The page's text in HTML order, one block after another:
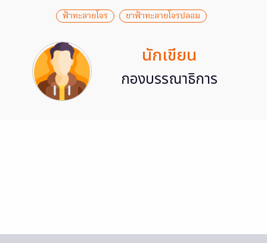
ฟ้าทะลายโจร ยาฟ้าทะลายโจรปลอม
นักเขียน
กองบรรณาธิการ